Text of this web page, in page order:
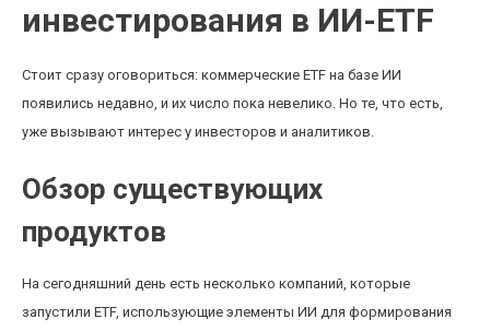
инвестирования в ИИ-ETF
Стоит сразу оговориться: коммерческие ETF на базе ИИ
появились недавно, и их число пока невелико. Но те, что есть,
уже вызывают интерес у инвесторов и аналитиков.
Обзор существующих
продуктов
На сегодняшний день есть несколько компаний, которые
запустили ETF, использующие элементы ИИ для формирования